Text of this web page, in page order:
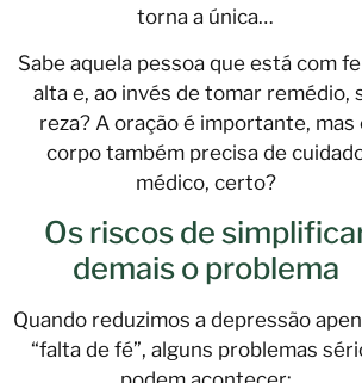
torna a única…
Sabe aquela pessoa que está com
alta e, ao invés de tomar remédio,
reza? A oração é importante, mas
corpo também precisa de
médico, certo?
Os riscos de
demais o problema
Quando reduzimos a depressão
“falta de fé”, alguns problemas